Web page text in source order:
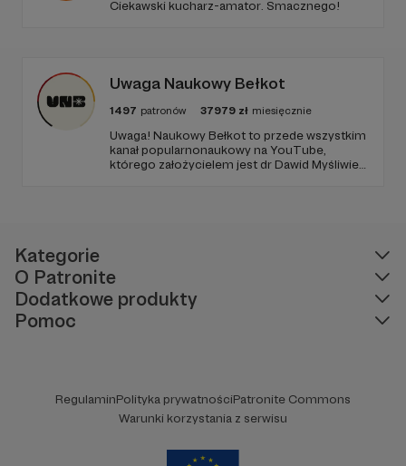
Ciekawski kucharz-amator. Smacznego!
Uwaga Naukowy Bełkot
1497 patronów 37979 zł miesięcznie
Uwaga! Naukowy Bełkot to przede wszystkim
kanał popularnonaukowy na YouTube,
którego założycielem jest dr Dawid Myśliwiec.
Kategorie
O Patronite
Dodatkowe produkty
Pomoc
RegulaminPolityka prywatnościPatronite Commons
Warunki korzystania z serwisu